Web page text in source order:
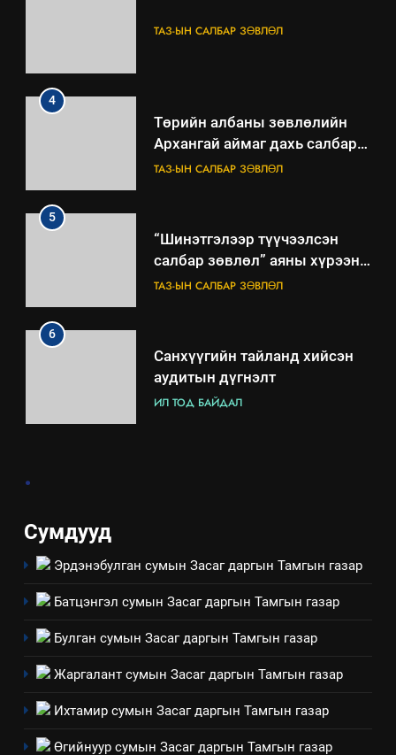
ТАЗ-ЫН САЛБАР ЗӨВЛӨЛ
4
Төрийн албаны зөвлөлийн
Архангай аймаг дахь салбар
зөвлөлийн 2025 оны үйл
ТАЗ-ЫН САЛБАР ЗӨВЛӨЛ
5
“Шинэтгэлээр түүчээлсэн
салбар зөвлөл” аяны хүрээнд
зохион байгуулах арга
ТАЗ-ЫН САЛБАР ЗӨВЛӨЛ
6
Санхүүгийн тайланд хийсэн
аудитын дүгнэлт
ИЛ ТОД БАЙДАЛ
8
явуулж байгаа үйл ажиллагаа,
үйлдвэрлэл, үйлчилгээ,
технологийн хүн, мал, амьтны
үзүүлэх буюу үзүүлж байгаа
нөлөөллийн талаарх
ИЛ ТОД БАЙДАЛ
Нээлттэй засгийн түншлэл
.
Сумдууд
Эрдэнэбулган сумын Засаг даргын Тамгын газар
Батцэнгэл сумын Засаг даргын Тамгын газар
Булган сумын Засаг даргын Тамгын газар
Жаргалант сумын Засаг даргын Тамгын газар
Ихтамир сумын Засаг даргын Тамгын газар
Өгийнуур сумын Засаг даргын Тамгын газар